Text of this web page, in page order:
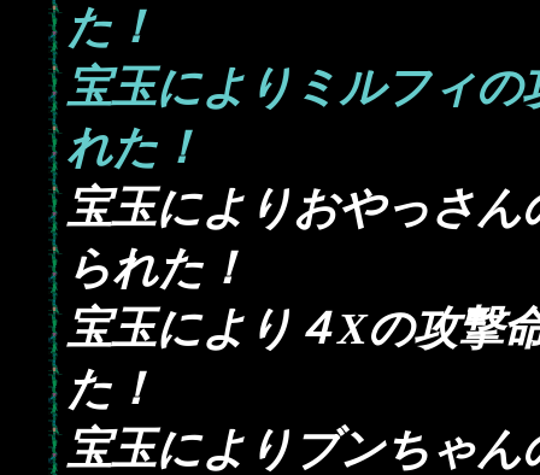
た！
宝玉によりミルフィ
れた！
宝玉によりおやっさん
られた！
宝玉により４Xの攻撃
た！
宝玉によりブンちゃん